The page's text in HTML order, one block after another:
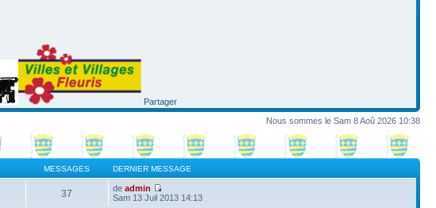
Partager
Nous sommes le Sam 8 Aoû 2026 10:38
MESSAGES DERNIER MESSAGE
37 deadmin
Sam 13 Juil 2013 14:13